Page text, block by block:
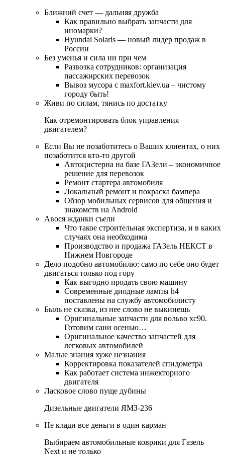
Ближний счет — дальняя дружба
Как правильно выбрать запчасти для
иномарки?
Hyundai Solaris — новый лидер продаж в
России
Без уменья и сила ни при чем
Развозка сотрудников: организация
пассажирских перевозок
Вывоз мусора с maxfort.kiev.ua – чистому
городу быть!
Живи по силам, тянись по достатку
Как отремонтировать блок управления
двигателем?
Если Вы не позаботитесь о Ваших клиентах, о них
позаботится кто-то другой
Автоцистерна на базе ГАЗели – экономичное
решение для перевозок
Ремонт стартера автомобиля
Локальный ремонт и покраска бампера
Обзор мобильных сервисов для общения и
знакомств на Android
Авося жданки съели
Что такое строительная экспертиза, и в каких
случаях она необходима
Производство и продажа ГАЗель НЕКСТ в
Нижнем Новгороде
Дело подобно автомобилю: само по себе оно будет
двигаться только под гору
Как выгодно продать свою машину
Современные диодные лампы h4
поставлены на службу автомобилисту
Быль не сказка, из нее слово не выкинешь
Оригинальные запчасти для вольво хс90.
Готовим сани осенью…
Оригинальное качество запчастей для
легковых автомобилей
Малые знания хуже незнания
Корректировка показателей спидометра
Как работает система инжекторного
двигателя
Ласковое слово пуще дубины
Дизельные двигатели ЯМЗ-236
Не клади все деньги в один карман
Выбираем автомобильные коврики для Газель
Next и не только